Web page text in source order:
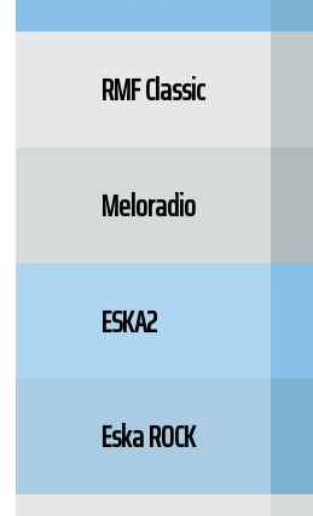
RMF Classic
Meloradio
ESKA2
Eska ROCK